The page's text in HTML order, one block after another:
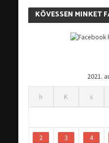
KÖVESSEN MINKET
2021.
h K s
2 3 4